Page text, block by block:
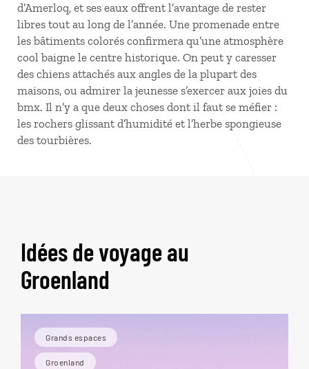
d’Amerloq, et ses eaux offrent l’avantage de rester
libres tout au long de l’année. Une promenade entre
les bâtiments colorés confirmera qu’une atmosphère
cool baigne le centre historique. On peut y caresser
des chiens attachés aux angles de la plupart des
maisons, ou admirer la jeunesse s’exercer aux joies du
bmx. Il n’y a que deux choses dont il faut se méfier :
les rochers glissant d’humidité et l’herbe spongieuse
des tourbières.
Idées de voyage au
Groenland
Grands espaces
Groenland